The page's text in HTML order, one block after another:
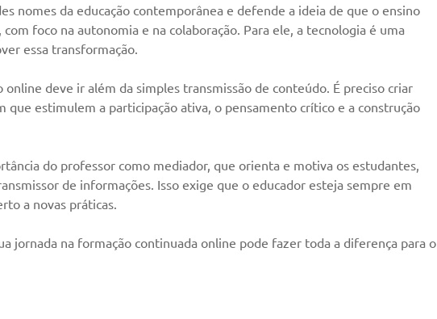
nomes da educação contemporânea e defende a ideia de que o ensino
foco na autonomia e na colaboração. Para ele, a tecnologia é uma
essa transformação.
online deve ir além da simples transmissão de conteúdo. É preciso criar
que estimulem a participação ativa, o pensamento crítico e a construção
do professor como mediador, que orienta e motiva os estudantes,
de informações. Isso exige que o educador esteja sempre em
a novas práticas.
jornada na formação continuada online pode fazer toda a diferença para o